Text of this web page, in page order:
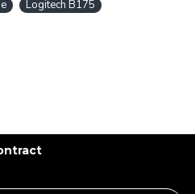
Logitech B175